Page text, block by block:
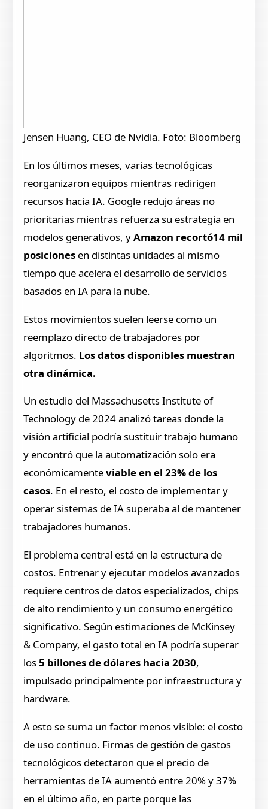
Jensen Huang, CEO de Nvidia. Foto: Bloomberg
En los últimos meses, varias tecnológicas
reorganizaron equipos mientras redirigen
recursos hacia IA. Google redujo áreas no
prioritarias mientras refuerza su estrategia en
modelos generativos, yAmazon recortó14 mil
posiciones en distintas unidades al mismo
tiempo que acelera el desarrollo de servicios
basados en IA para la nube.
Estos movimientos suelen leerse como un
reemplazo directo de trabajadores por
algoritmos. Los datos disponibles muestran
otra dinámica.
Un estudio del Massachusetts Institute of
Technology de 2024 analizó tareas donde la
visión artificial podría sustituir trabajo humano
y encontró que la automatización solo era
económicamenteviable en el 23% de los
casos. En el resto, el costo de implementar y
operar sistemas de IA superaba al de mantener
trabajadores humanos.
El problema central está en la estructura de
costos. Entrenar y ejecutar modelos avanzados
requiere centros de datos especializados, chips
de alto rendimiento y un consumo energético
significativo. Según estimaciones de McKinsey
& Company, el gasto total en IA podría superar
los5 billones de dólares hacia 2030,
impulsado principalmente por infraestructura y
hardware.
A esto se suma un factor menos visible: el costo
de uso continuo. Firmas de gestión de gastos
tecnológicos detectaron que el precio de
herramientas de IA aumentó entre 20% y 37%
en el último año, en parte porque las